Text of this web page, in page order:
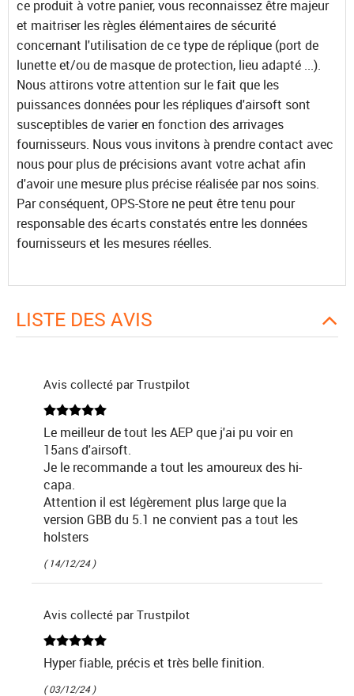
ce produit à votre panier, vous reconnaissez être majeur
et maitriser les règles élémentaires de sécurité
concernant l'utilisation de ce type de réplique (port de
lunette et/ou de masque de protection, lieu adapté ...).
Nous attirons votre attention sur le fait que les
puissances données pour les répliques d'airsoft sont
susceptibles de varier en fonction des arrivages
fournisseurs. Nous vous invitons à prendre contact avec
nous pour plus de précisions avant votre achat afin
d'avoir une mesure plus précise réalisée par nos soins.
Par conséquent, OPS-Store ne peut être tenu pour
responsable des écarts constatés entre les données
fournisseurs et les mesures réelles.
LISTE DES AVIS
Avis collecté par Trustpilot
Le meilleur de tout les AEP que j'ai pu voir en
15ans d'airsoft.
Je le recommande a tout les amoureux des hi-
capa.
Attention il est légèrement plus large que la
version GBB du 5.1 ne convient pas a tout les
holsters
( 14/12/24 )
Avis collecté par Trustpilot
Hyper fiable, précis et très belle finition.
( 03/12/24 )